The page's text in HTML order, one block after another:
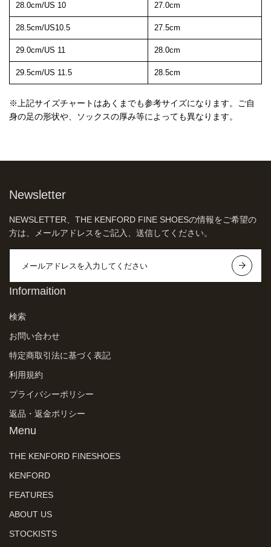
28.0cm/US 10 27.0cm
28.5cm/US10.5 27.5cm
29.0cm/US 11 28.0cm
29.5cm/US 11.5 28.5cm
※上記サイズチャートはあくまでも参考サイズになります。ご自
身の足の形状や、ソックスの厚み等によっても異なります。
Newsletter
NEWSLETTER、THE KENFORD FINE SHOESの情報をご希望の
方は、メールアドレスをご記入、送信してください。
Informaition
検索
お問い合わせ
特定商取引法に基づく表記
利用規約
プライバシーポリシー
返品・返金ポリシー
Menu
THE KENFORD FINESHOES
KENFORD
FEATURES
ABOUT US
STOCKISTS